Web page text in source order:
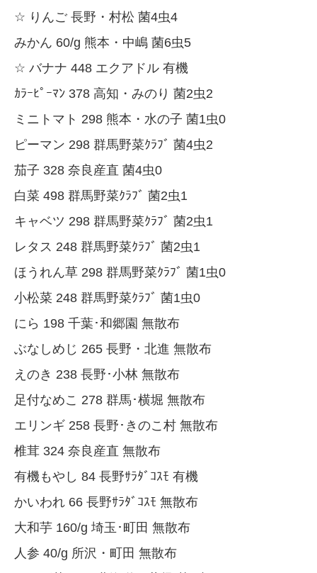
☆ りんご 長野・村松 菌4虫4
みかん 60/g 熊本・中嶋 菌6虫5
☆ バナナ 448 エクアドル 有機
ｶﾗｰﾋﾟｰﾏﾝ 378 高知・みのり 菌2虫2
ミニトマト 298 熊本・水の子 菌1虫0
ピーマン 298 群馬野菜ｸﾗﾌﾞ 菌4虫2
茄子 328 奈良産直 菌4虫0
白菜 498 群馬野菜ｸﾗﾌﾞ 菌2虫1
キャベツ 298 群馬野菜ｸﾗﾌﾞ 菌2虫1
レタス 248 群馬野菜ｸﾗﾌﾞ 菌2虫1
ほうれん草 298 群馬野菜ｸﾗﾌﾞ 菌1虫0
小松菜 248 群馬野菜ｸﾗﾌﾞ 菌1虫0
にら 198 千葉･和郷園 無散布
ぶなしめじ 265 長野・北進 無散布
えのき 238 長野･小林 無散布
足付なめこ 278 群馬･横堀 無散布
エリンギ 258 長野･きのこ村 無散布
椎茸 324 奈良産直 無散布
有機もやし 84 長野ｻﾗﾀﾞｺｽﾓ 有機
かいわれ 66 長野ｻﾗﾀﾞｺｽﾓ 無散布
大和芋 160/g 埼玉･町田 無散布
人参 40/g 所沢・町田 無散布